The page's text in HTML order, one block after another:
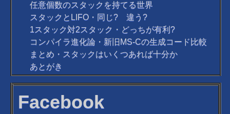
任意個数のスタックを持てる世界
スタックとLIFO・同じ? 違う?
1スタック対2スタック・どっちが有利?
コンパイラ進化論・新旧MS-Cの生成コード比較
まとめ・スタックはいくつあれば十分か
あとがき
Facebook